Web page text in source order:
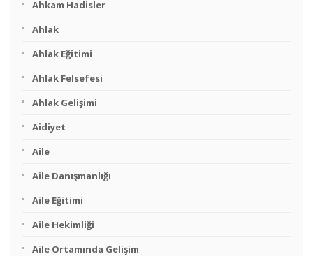
Ahkam Hadisler
Ahlak
Ahlak Eğitimi
Ahlak Felsefesi
Ahlak Gelişimi
Aidiyet
Aile
Aile Danışmanlığı
Aile Eğitimi
Aile Hekimliği
Aile Ortamında Gelişim